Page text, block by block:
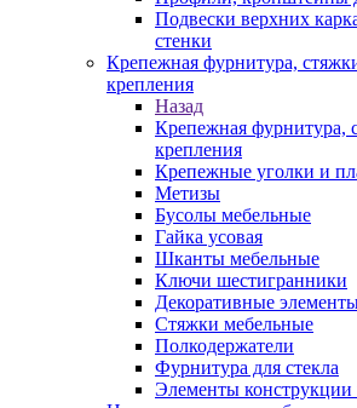
Подвески верхних
стенки
Крепежная фурнитура,
крепления
Назад
Крепежная фурнитура,
крепления
Крепежные уголки и
Метизы
Бусолы мебельные
Гайка усовая
Шканты мебельные
Ключи шестигранники
Декоративные
Стяжки мебельные
Полкодержатели
Фурнитура для стекла
Элементы конструкции